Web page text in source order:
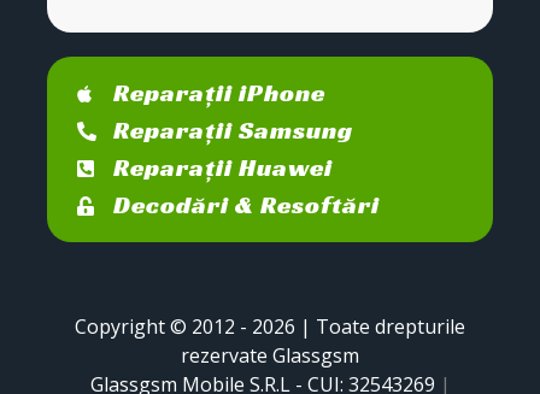
Reparații iPhone
Reparații Samsung
Reparații Huawei
Decodări & Resoftări
Copyright © 2012 - 2026 | Toate drepturile
rezervate Glassgsm
Glassgsm Mobile S.R.L - CUI: 32543269 |